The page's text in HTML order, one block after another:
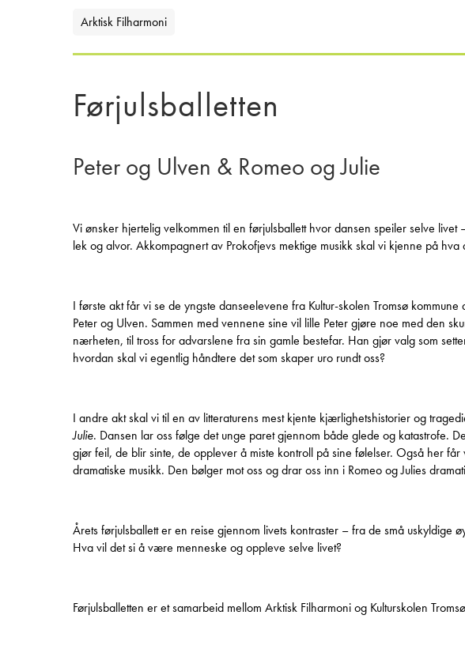
Arktisk Filharmoni
Førjulsballetten
Peter og Ulven & Romeo og Julie
Vi ønsker hjertelig velkommen til en førjulsballett hvor dansen speiler selve livet
lek og alvor. Akkompagnert av Prokofjevs mektige musikk skal vi kjenne på
I første akt får vi se de yngste danseelevene fra Kultur-skolen Tromsø
Peter og Ulven. Sammen med vennene sine vil lille Peter gjøre noe med den
nærheten, til tross for advarslene fra sin gamle bestefar. Han gjør valg som
hvordan skal vi egentlig håndtere det som skaper uro rundt oss?
I andre akt skal vi til en av litteraturens mest kjente kjærlighetshistorier og
Julie. Dansen lar oss følge det unge paret gjennom både glede og katastrofe.
gjør feil, de blir sinte, de opplever å miste kontroll på sine følelser. Også her får
dramatiske musikk. Den bølger mot oss og drar oss inn i Romeo og Julies
Årets førjulsballett er en reise gjennom livets kontraster – fra de små uskyldige
Hva vil det si å være menneske og oppleve selve livet?
Førjulsballetten er et samarbeid mellom Arktisk Filharmoni og Kulturskolen